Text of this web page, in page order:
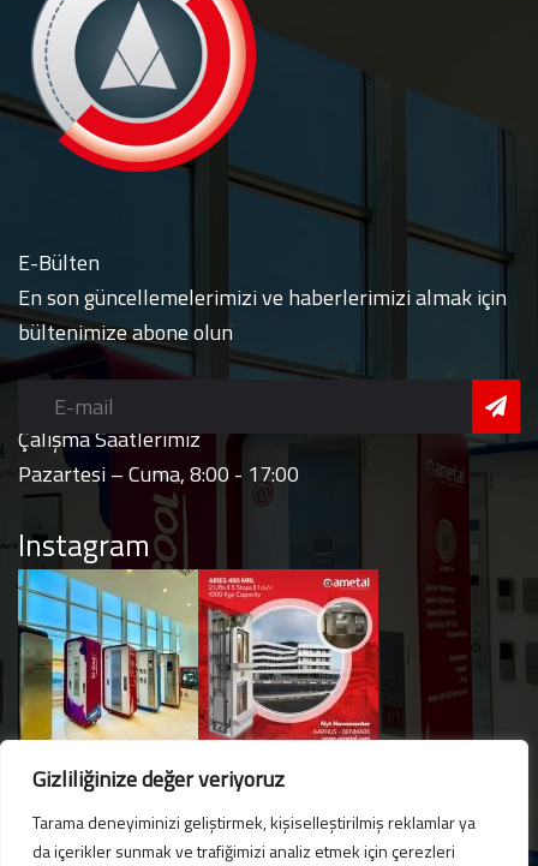
Gizliliğinize değer veriyoruz
Tarama deneyiminizi geliştirmek, kişiselleştirilmiş reklamlar ya
da içerikler sunmak ve trafiğimizi analiz etmek için çerezleri
Tıklayınız.
E-Bülten
En son güncellemelerimizi ve haberlerimizi almak için
bültenimize abone olun
Çalışma Saatlerimiz
Pazartesi – Cuma, 8:00 - 17:00
Instagram